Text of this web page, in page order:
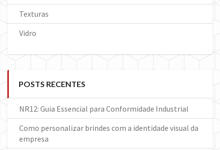
Texturas
Vidro
POSTS RECENTES
NR12: Guia Essencial para Conformidade Industrial
Como personalizar brindes com a identidade visual da
empresa